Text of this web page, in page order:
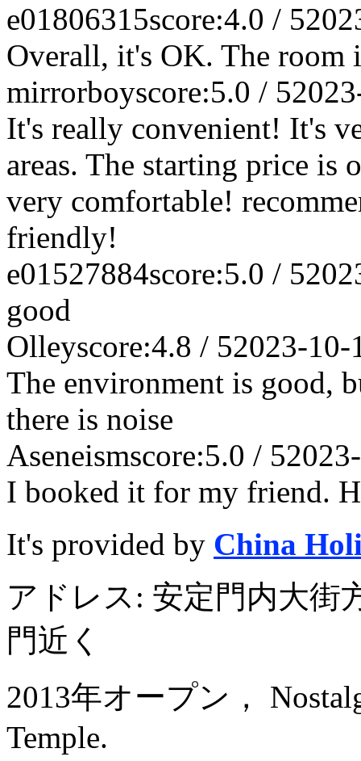
e01806315score:4.0 / 5
Overall, it's OK. The room
mirrorboyscore:5.0 / 5
It's really convenient! It's
areas. The starting price is
very comfortable!
friendly!
e01527884score:5.0 / 5
good
Olleyscore:4.8 / 52023-10-
The environment is good,
there is noise
Aseneismscore:5.0 / 5
I booked it for my friend.
It's provided by China
アドレス: 安定門内大街
門近く
2013年オープン，
Temple.